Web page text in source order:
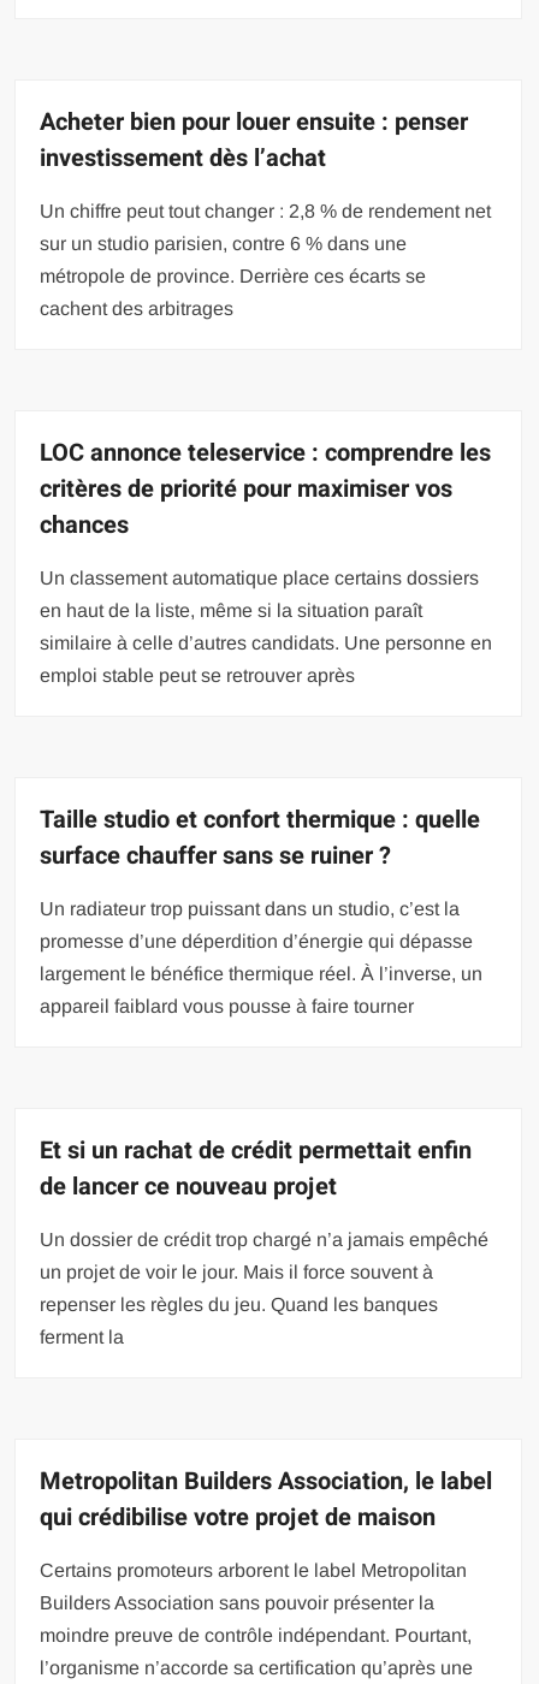
Acheter bien pour louer ensuite : penser
investissement dès l’achat
Un chiffre peut tout changer : 2,8 % de rendement net
sur un studio parisien, contre 6 % dans une
métropole de province. Derrière ces écarts se
cachent des arbitrages
LOC annonce teleservice : comprendre les
critères de priorité pour maximiser vos
chances
Un classement automatique place certains dossiers
en haut de la liste, même si la situation paraît
similaire à celle d’autres candidats. Une personne en
emploi stable peut se retrouver après
Taille studio et confort thermique : quelle
surface chauffer sans se ruiner ?
Un radiateur trop puissant dans un studio, c’est la
promesse d’une déperdition d’énergie qui dépasse
largement le bénéfice thermique réel. À l’inverse, un
appareil faiblard vous pousse à faire tourner
Et si un rachat de crédit permettait enfin
de lancer ce nouveau projet
Un dossier de crédit trop chargé n’a jamais empêché
un projet de voir le jour. Mais il force souvent à
repenser les règles du jeu. Quand les banques
ferment la
Metropolitan Builders Association, le label
qui crédibilise votre projet de maison
Certains promoteurs arborent le label Metropolitan
Builders Association sans pouvoir présenter la
moindre preuve de contrôle indépendant. Pourtant,
l’organisme n’accorde sa certification qu’après une